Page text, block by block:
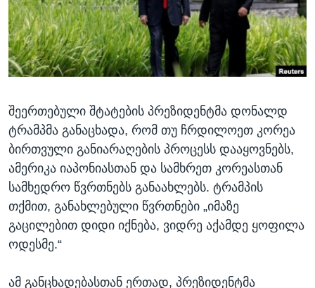
ᲡᲢᲣᲓᲘᲐ ᲕᲐᲨᲘᲜᲒᲢᲝᲜᲘ
ᲔᲙᲝᲜᲝᲛᲘᲙᲐ
ᲯᲐᲜᲛᲠᲗᲔᲚᲝᲑᲐ
ᲛᲔᲪᲜᲘᲔᲠᲔᲑᲐ
ᲙᲣᲚᲢᲣᲠᲐ
ᲒᲐᲚᲘᲚᲔᲝ
ᲓᲔᲖᲘᲜᲤᲝᲠᲛᲐᲪᲘᲐ
Learning English
ᲗᲕᲐᲚᲘ ᲒᲕᲐᲓᲔᲕᲜᲔᲗ
ენები
შეერთებული შტატების პრეზიდენტმა დონალდ
ტრამპმა განაცხადა, რომ თუ ჩრდილოეთ კორეა
ბირთვული განიარაღების პროცესს დააყოვნებს,
ამერიკა იაპონიასთან და სამხრეთ კორეასთან
სამხედრო წვრთნებს განაახლებს. ტრამპის
თქმით, განახლებული წვრთნები „იმაზე
გაცილებით დიდი იქნება, ვიდრე აქამდე ყოფილა
ოდესმე.“
ამ განცხადებასთან ერთად, პრეზიდენტმა